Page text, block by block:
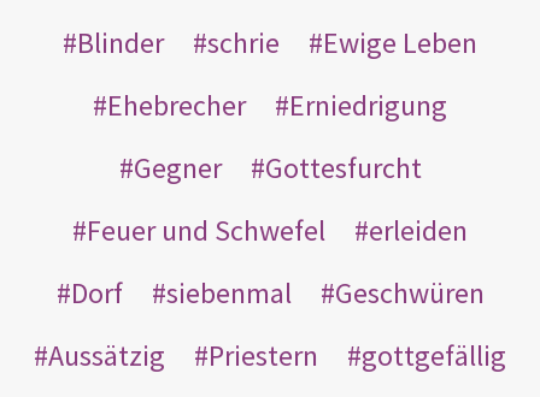
Blinder
schrie
Ewige Leben
Ehebrecher
Erniedrigung
Gegner
Gottesfurcht
Feuer und Schwefel
erleiden
Dorf
siebenmal
Geschwüren
Aussätzig
Priestern
gottgefällig